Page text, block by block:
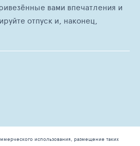
вами впечатления и
отпуск и, наконец,
использования, размещение таких